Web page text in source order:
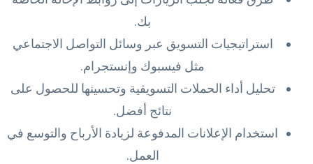
بك.
استراتيجيات التسويق عبر وسائل التواصل الاجتماعي
مثل فيسبوك وإنستجرام.
تحليل أداء الحملات التسويقية وتحسينها للحصول على
نتائج أفضل.
استخدام الإعلانات المدفوعة لزيادة الأرباح والتوسع في
العمل.